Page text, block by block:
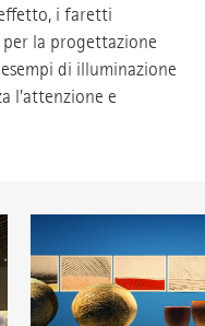
i faretti
la progettazione
di illuminazione
l'attenzione e